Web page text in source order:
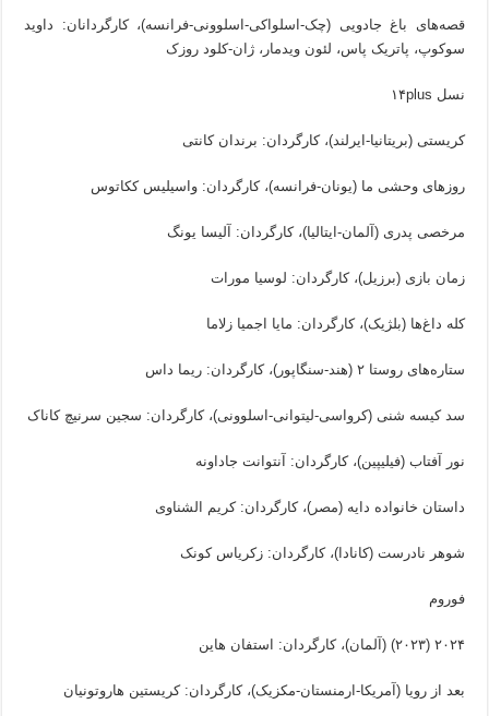
قصه‌های باغ جادویی (چک-اسلواکی-اسلوونی-فرانسه)، کارگردانان: داوید
سوکوپ، پاتریک پاس، لئون ویدمار، ژان-کلود روزک
نسل ۱۴plus
کریستی (بریتانیا-ایرلند)، کارگردان: برندان کانتی
روزهای وحشی ما (یونان-فرانسه)، کارگردان: واسیلیس ککاتوس
مرخصی پدری (آلمان-ایتالیا)، کارگردان: آلیسا یونگ
زمان بازی (برزیل)، کارگردان: لوسیا مورات
کله داغ‌ها (بلژیک)، کارگردان: مایا اجمیا زلاما
ستاره‌های روستا ۲ (هند-سنگاپور)، کارگردان: ریما داس
سد کیسه شنی (کرواسی-لیتوانی-اسلوونی)، کارگردان: سجین سرنیچ کاناک
نور آفتاب (فیلیپین)، کارگردان: آنتوانت جاداونه
داستان خانواده دایه (مصر)، کارگردان: کریم الشناوی
شوهر نادرست (کانادا)، کارگردان: زکریاس کونک
فوروم
۲۰۲۴ (۲۰۲۳) (آلمان)، کارگردان: استفان هاین
بعد از رویا (آمریکا-ارمنستان-مکزیک)، کارگردان: کریستین هاروتونیان